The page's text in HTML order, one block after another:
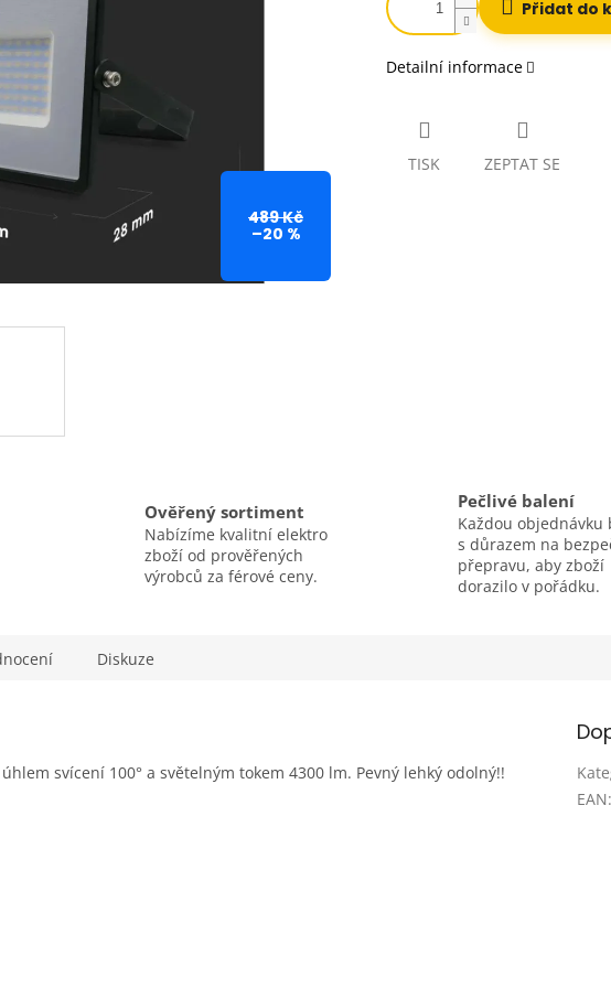
489 Kč
–20 %
Přidat do
Detailní informace
TISK ZEPTAT SE
Ověřený sortiment
Nabízíme kvalitní elektro
zboží od prověřených
výrobců za férové ceny.
Pečlivé balení
Každou objednávku
s důrazem na
přepravu, aby zboží
dorazilo v pořádku.
Diskuze
svícení 100° a světelným tokem 4300 lm. Pevný lehký odolný!!
EAN: